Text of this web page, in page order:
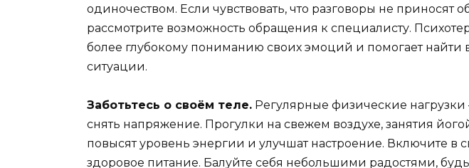
одиночеством. Если чувствовать, что разговоры не приносят
рассмотрите возможность обращения к специалисту.
более глубокому пониманию своих эмоций и помогает найти
ситуации.
Заботьтесь о своём теле. Регулярные физические
снять напряжение. Прогулки на свежем воздухе, занятия
повысят уровень энергии и улучшат настроение. Включите в
здоровое питание. Балуйте себя небольшими радостями,